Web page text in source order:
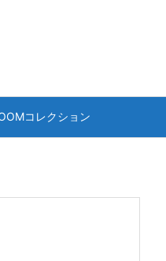
コレクション